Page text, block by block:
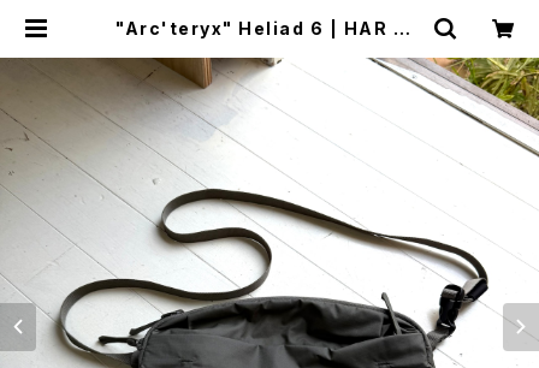
"Arc'teryx" Heliad 6 | HAR DN